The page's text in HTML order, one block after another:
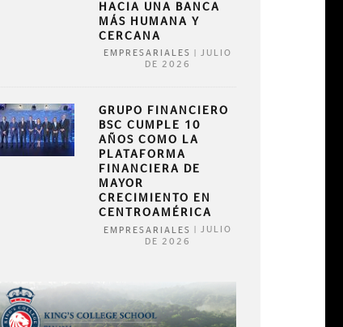
HACIA UNA BANCA
MÁS HUMANA Y
CERCANA
EMPRESARIALES
JULIO
DE 2026
GRUPO FINANCIERO
BSC CUMPLE 10
AÑOS COMO LA
PLATAFORMA
FINANCIERA DE
MAYOR
CRECIMIENTO EN
CENTROAMÉRICA
EMPRESARIALES
JULIO
DE 2026